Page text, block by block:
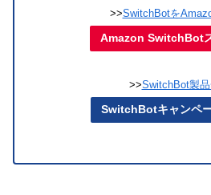
>>SwitchBotを
Amazon SwitchBot
>>SwitchBot製
SwitchBotキャンペ